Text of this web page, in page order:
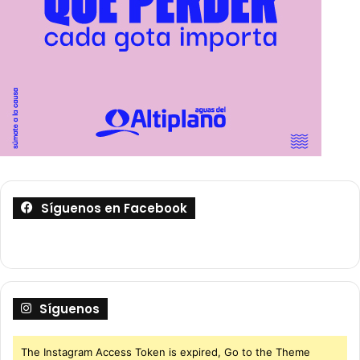
Síguenos en Facebook
Síguenos
The Instagram Access Token is expired, Go to the Theme